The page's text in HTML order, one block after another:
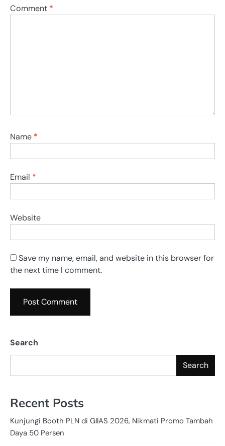
Comment *
Name *
Email *
Website
Save my name, email, and website in this browser for
the next time I comment.
Search
Search
Recent Posts
Kunjungi Booth PLN di GIIAS 2026, Nikmati Promo Tambah
Daya 50 Persen